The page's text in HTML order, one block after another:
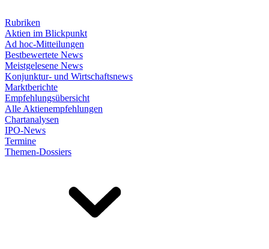
Rubriken
Aktien im Blickpunkt
Ad hoc-Mitteilungen
Bestbewertete News
Meistgelesene News
Konjunktur- und Wirtschaftsnews
Marktberichte
Empfehlungsübersicht
Alle Aktienempfehlungen
Chartanalysen
IPO-News
Termine
Themen-Dossiers